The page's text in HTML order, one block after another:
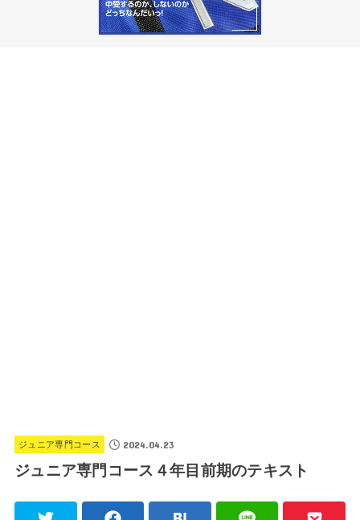
ジュニア専門コース 2024.04.23
ジュニア専門コース４年目前期のテキスト